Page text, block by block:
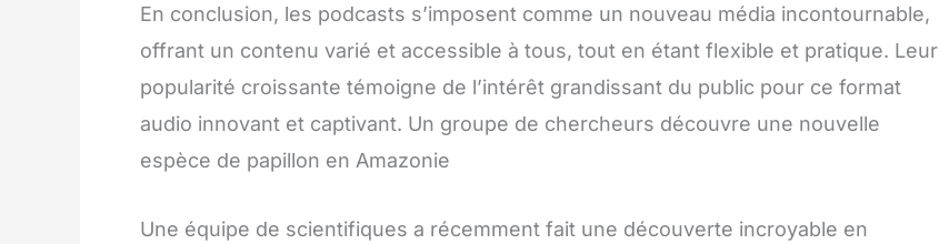
En conclusion, les podcasts s’imposent comme un nouveau média incontournable,
offrant un contenu varié et accessible à tous, tout en étant flexible et pratique. Leur
popularité croissante témoigne de l’intérêt grandissant du public pour ce format
audio innovant et captivant. Un groupe de chercheurs découvre une nouvelle
espèce de papillon en Amazonie
Une équipe de scientifiques a récemment fait une découverte incroyable en